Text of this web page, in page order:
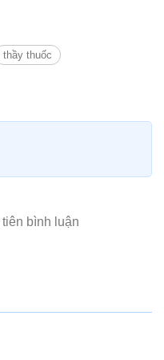
thầy thuốc